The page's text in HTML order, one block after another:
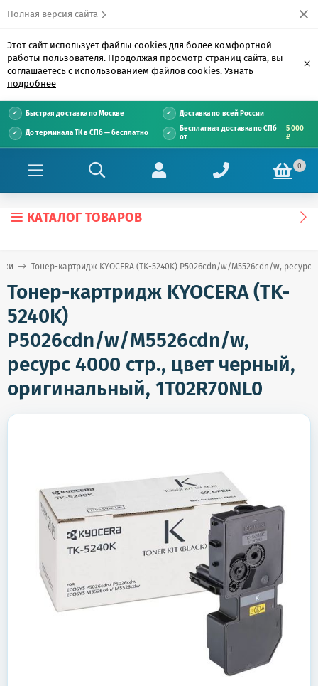
Полная версия сайта
Этот сайт использует файлы cookies для более комфортной
работы пользователя. Продолжая просмотр страниц сайта, вы
соглашаетесь с использованием файлов cookies. Узнать
подробнее
×
Быстрая доставка по Москве Доставка по всей России
До терминала ТК в СПб — бесплатно
Бесплатная доставка по СПб
от
5 000
₽
0
КАТАЛОГ ТОВАРОВ
Тонер-картридж KYOCERA (TK-5240K) P5026cdn/w/M5526cdn/w,
Тонер-картридж KYOCERA (TK-
5240K)
P5026cdn/w/M5526cdn/w,
ресурс 4000 стр., цвет черный,
оригинальный, 1T02R70NL0